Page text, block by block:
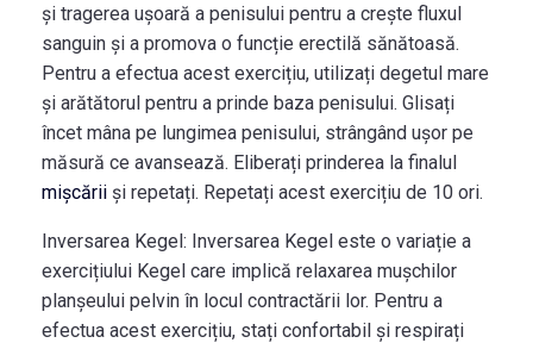
și tragerea ușoară a penisului pentru a crește fluxul
sanguin și a promova o funcție erectilă sănătoasă.
Pentru a efectua acest exercițiu, utilizați degetul mare
și arătătorul pentru a prinde baza penisului. Glisați
încet mâna pe lungimea penisului, strângând ușor pe
măsură ce avansează. Eliberați prinderea la finalul
mișcăriiși repetați. Repetați acest exercițiu de 10 ori.
Inversarea Kegel: Inversarea Kegel este o variație a
exercițiului Kegel care implică relaxarea mușchilor
planșeului pelvin în locul contractării lor. Pentru a
efectua acest exercițiu, stați confortabil și respirați